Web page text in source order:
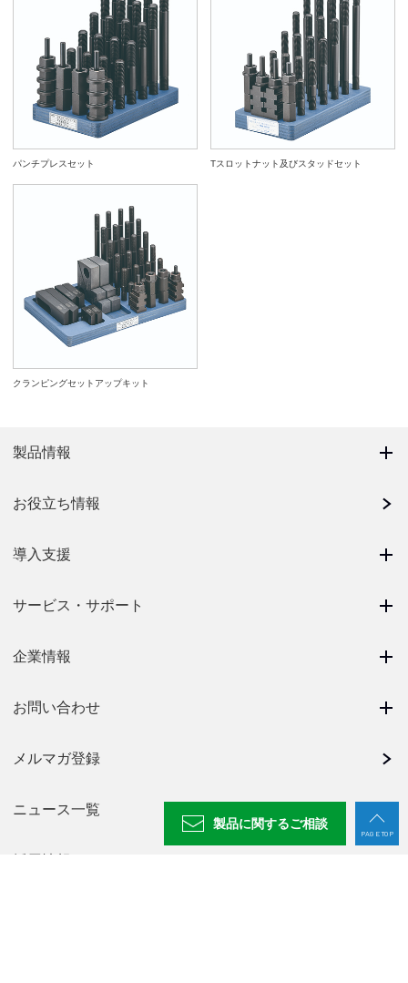
パンチプレスセット Tスロットナット及びスタッドセット
クランピングセットアップキット
製品に関するご相談
PAGE TOP
製品情報
お役立ち情報
導入支援
サービス・サポート
企業情報
お問い合わせ
メルマガ登録
ニュース一覧